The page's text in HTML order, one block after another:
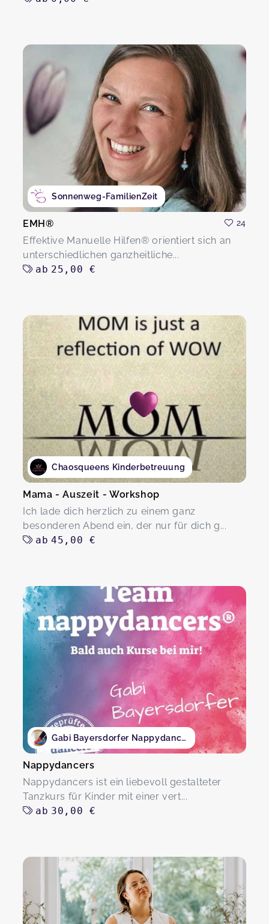
Sonnenweg-FamilienZeit
EMH® 24
Effektive Manuelle Hilfen® orientiert sich an
unterschiedlichen ganzheitliche...
ab 25,00 €
Chaosqueens Kinderbetreuung
Mama - Auszeit - Workshop
Ich lade dich herzlich zu einem ganz
besonderen Abend ein, der nur für dich g...
ab 45,00 €
Gabi Bayersdorfer Nappydancers
Nappydancers
Nappydancers ist ein liebevoll gestalteter
Tanzkurs für Kinder mit einer vert...
ab 30,00 €